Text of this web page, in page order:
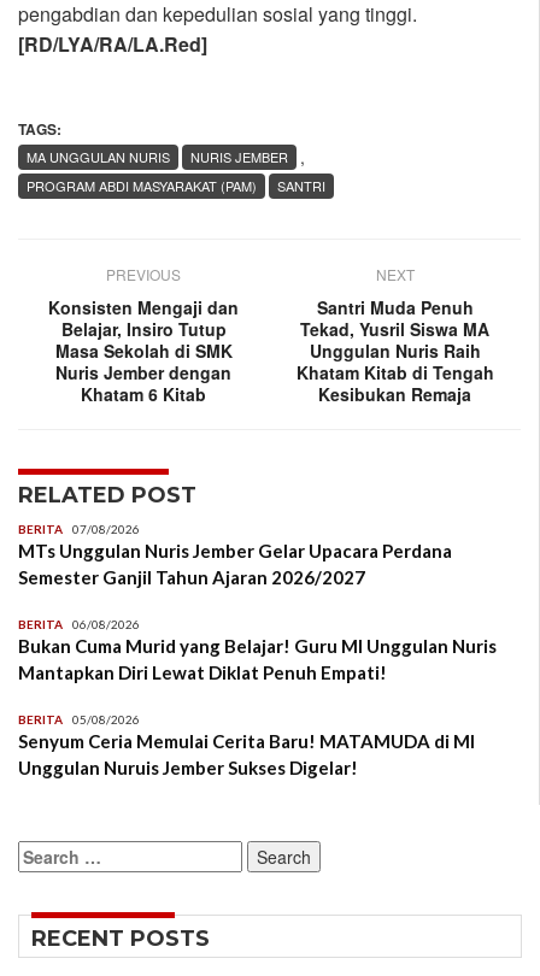
pengabdian dan kepedulian sosial yang tinggi.
[RD/LYA/RA/LA.Red]
TAGS:
,
MA UNGGULAN NURIS
NURIS JEMBER
PROGRAM ABDI MASYARAKAT (PAM)
SANTRI
PREVIOUS
Konsisten Mengaji dan
Belajar, Insiro Tutup
Masa Sekolah di SMK
Nuris Jember dengan
Khatam 6 Kitab
NEXT
Santri Muda Penuh
Tekad, Yusril Siswa MA
Unggulan Nuris Raih
Khatam Kitab di Tengah
Kesibukan Remaja
RELATED POST
BERITA 07/08/2026
MTs Unggulan Nuris Jember Gelar Upacara Perdana
Semester Ganjil Tahun Ajaran 2026/2027
BERITA 06/08/2026
Bukan Cuma Murid yang Belajar! Guru MI Unggulan Nuris
Mantapkan Diri Lewat Diklat Penuh Empati!
BERITA 05/08/2026
Senyum Ceria Memulai Cerita Baru! MATAMUDA di MI
Unggulan Nuruis Jember Sukses Digelar!
Search
for:
RECENT POSTS